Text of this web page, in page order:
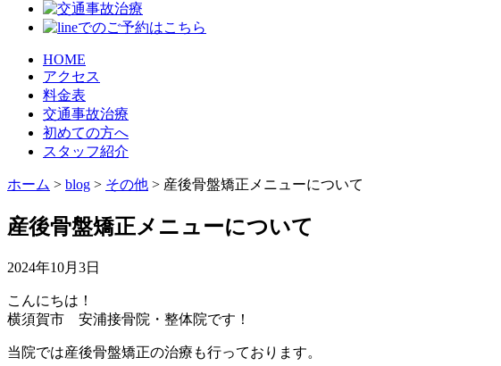
HOME
アクセス
料金表
交通事故治療
初めての方へ
スタッフ紹介
ホーム > blog > その他 > 産後骨盤矯正メニューについて
産後骨盤矯正メニューについて
2024年10月3日
こんにちは！
横須賀市 安浦接骨院・整体院です！
当院では産後骨盤矯正の治療も行っております。